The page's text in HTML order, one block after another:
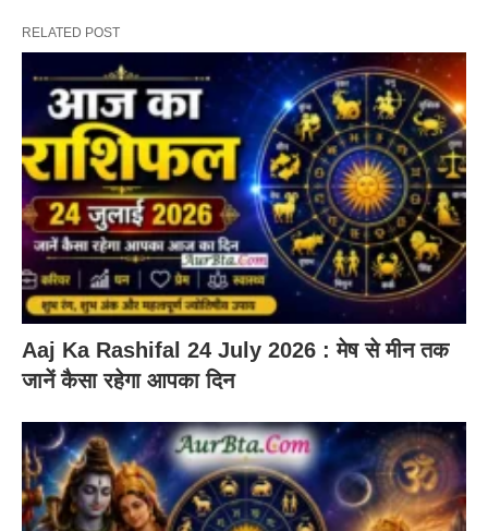
RELATED POST
Aaj Ka Rashifal 24 July 2026 : मेष से मीन तक
जानें कैसा रहेगा आपका दिन